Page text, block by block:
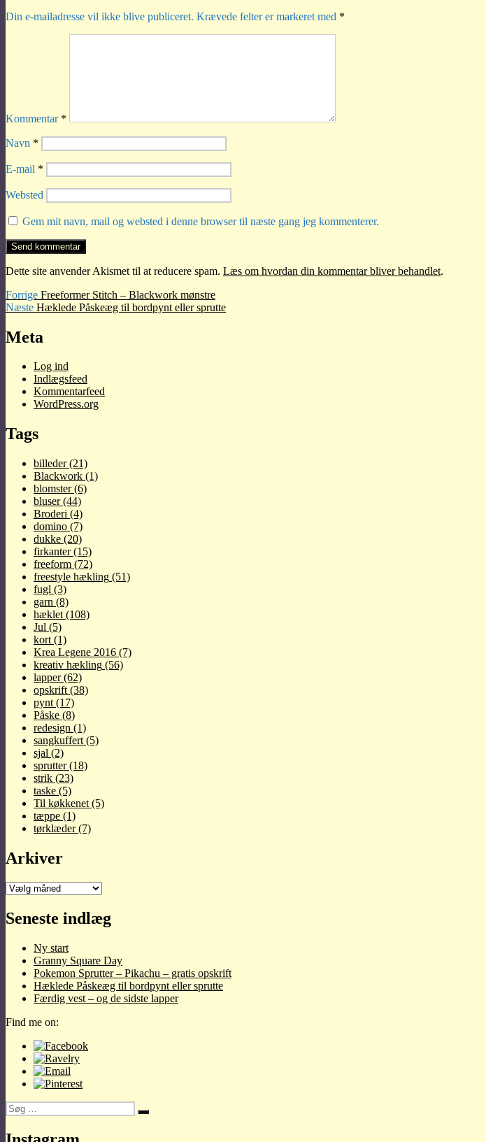
Din e-mailadresse vil ikke blive publiceret. Krævede felter er markeret med *
Kommentar *
Navn *
E-mail *
Websted
Gem mit navn, mail og websted i denne browser til næste gang jeg kommenterer.
Dette site anvender Akismet til at reducere spam. Læs om hvordan din kommentar bliver behandlet.
Indlægsnavigation
Forrige Forrige
indlæg:
Freeformer Stitch – Blackwork mønstre
Næste Næste
Hæklede Påskeæg til bordpynt eller sprutte
Meta
Log ind
Indlægsfeed
Kommentarfeed
WordPress.org
Tags
billeder(21)
Blackwork (1)
blomster(6)
bluser(44)
Broderi (4)
domino (7)
dukke (20)
firkanter(15)
freeform (72)
freestyle hækling (51)
fugl (3)
garn (8)
hæklet (108)
Jul (5)
kort (1)
Krea Legene 2016 (7)
kreativ hækling (56)
lapper(62)
opskrift (38)
pynt (17)
Påske (8)
redesign (1)
sangkuffert (5)
sjal (2)
sprutter(18)
strik (23)
taske (5)
Til køkkenet (5)
tæppe (1)
tørklæder(7)
Arkiver
Arkiver
Seneste indlæg
Ny start
Granny Square Day
Pokemon Sprutter – Pikachu – gratis opskrift
Hæklede Påskeæg til bordpynt eller sprutte
Færdig vest – og de sidste lapper
Find me on:
Søg
efter:
Søg